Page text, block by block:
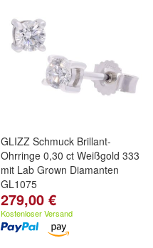
GLIZZ Schmuck Brillant-
Ohrringe 0,30 ct Weißgold 333
mit Lab Grown Diamanten
GL1075
279,00 €
Kostenloser Versand